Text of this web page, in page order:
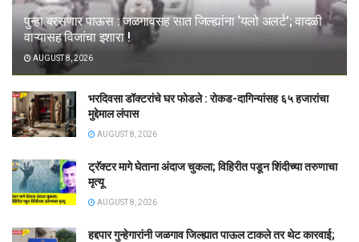
पुन्हा बरसणार पाऊस : जळगावसह सात जिल्ह्यांना ‘यलो अलर्ट’; वादळी
वाऱ्यासह विजांचा इशारा !
AUGUST 8, 2026
भरदिवसा डॉक्टरांचे घर फोडले : रोकड-दागिन्यांसह ६५ हजारांचा
मुद्देमाल लंपास
AUGUST 8, 2026
ट्रॅक्टर मागे घेताना अंदाज चुकला; विहिरीत पडून शिंदीच्या तरुणाचा
मृत्यू
AUGUST 8, 2026
हद्दपार गुन्हेगारांनी जळगाव जिल्ह्यात पाऊल टाकले तर थेट कारवाई;